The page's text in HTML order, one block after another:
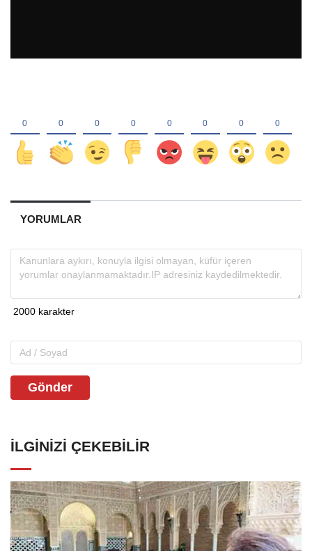
YORUMLAR
Gönder
İLGINIZI ÇEKEBILIR